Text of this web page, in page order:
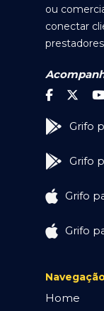
ou
conectar
Grifo
Grifo
Grifo
Grifo
Home